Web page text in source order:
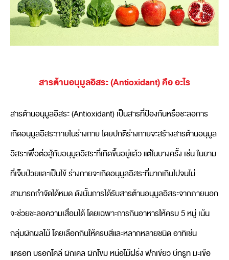
สารต้านอนุมูลอิสระ (Antioxidant) คือ อะไร
สารต้านอนุมูลอิสระ (Antioxidant) เป็นสารที่ป้องกันหรือชะลอการ
เกิดอนุมูลอิสระภายในร่างกาย โดยปกติร่างกายจะสร้างสารต้านอนุมูล
อิสระเพื่อต่อสู้กับอนุมูลอิสระที่เกิดขึ้นอยู่แล้ว แต่ในบางครั้ง เช่น ในยาม
ที่เจ็บป่วยและเป็นไข้ ร่างกายจะเกิดอนุมูลอิสระที่มากเกินไปจนไม่
สามารถกำจัดได้หมด ดังนั้นการได้รับสารต้านอนุมูลอิสระจากภายนอก
จะช่วยชะลอความเสื่อมได้ โดยเฉพาะการกินอาหารให้ครบ 5 หมู่ เน้น
กลุ่มผักผลไม้ โดยเลือกกินให้ครบสีและหลากหลายชนิด อาทิเช่น
แครอท บรอกโคลี ผักเคล ผักโขม หน่อไม้ฝรั่ง ฟักเขียว บีทรูท มะเขือ